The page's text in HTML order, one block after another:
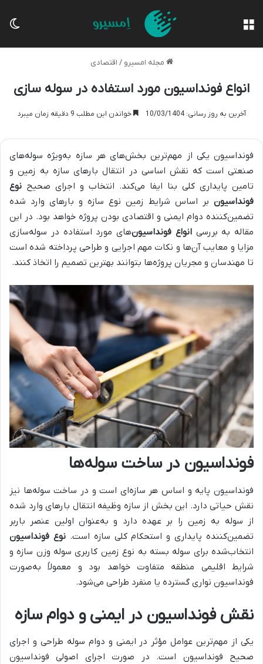
مجله امسیرو / اقتصادی
انواع فونداسیون مورد استفاده در سوله سازی
آخرین به روز رسانی: 10/03/1404 خواندن این مطلب 9 دقیقه زمان میبرد
فونداسیون یکی از مهم‌ترین بخش‌های هر سازه به‌ویژه سوله‌های
صنعتی است که نقش اساسی در انتقال بارهای سازه به زمین و
تامین پایداری کلی بنا ایفا می‌کند. انتخاب و اجرای صحیح نوع
فونداسیون بر اساس شرایط زمین نوع سازه و بارهای وارد شده
تضمین‌کننده دوام ایمنی و اقتصادی بودن پروژه خواهد بود. در این
مقاله به بررسیانواع فونداسیون‌های مورد استفاده در سوله‌سازی
مزایا و معایب آن‌ها و نکات مهم اجرایی و طراحی پرداخته شده است
تا مهندسان و مجریان پروژه‌ها بتوانند بهترین تصمیم را اتخاذ کنند.
فونداسیون در ساخت سوله‌ها
فونداسیون پایه و اساس هر سازه‌ای است و در ساخت سوله‌ها نیز
نقش حیاتی دارد. این بخش از سازه وظیفه انتقال بارهای وارد شده
از سوله به زمین را بر عهده دارد و به‌عنوان اولین عنصر باربر
تضمین‌کننده پایداری و استحکام کلی سازه است.نوع فونداسیون
انتخاب‌شده برای سوله بسته به نوع زمین کاربری سوله وزن سازه و
شرایط اقلیمی منطقه متفاوت خواهد بود و معمولاً به‌صورت
فونداسیون نواری گسترده یا منفرد طراحی می‌شود.
نقش فونداسیون در ایمنی و دوام سازه
یکی از مهم‌ترین عوامل مؤثر در ایمنی و دوام سوله طراحی و اجرای
صحیح فونداسیون است. در صورت اجرای اصولی فونداسیون